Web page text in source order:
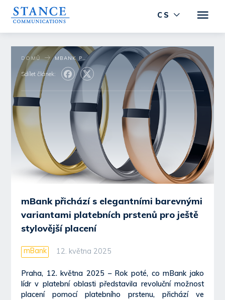
CS
DOMŮ MBANK PŘICHÁZÍ S ELEGANTNÍMI BAREVNÝMI VARIANTAMI PLATEBNÍCH PRSTENŮ PRO JEŠTĚ STYLOVĚJŠÍ PLACENÍ
Sdílet článek:
mBank přichází s elegantními barevnými
variantami platebních prstenů pro ještě
stylovější placení
mBank 12. května 2025
Praha, 12. května 2025 – Rok poté, co mBank jako
lídr v platební oblasti představila revoluční možnost
placení pomocí platebního prstenu, přichází ve